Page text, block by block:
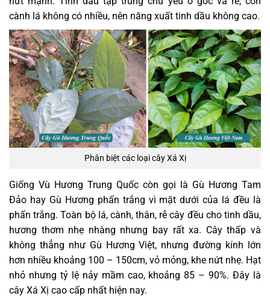
cành lá không có nhiều, nên năng xuất tinh dầu không cao.
Phân biệt các loại cây Xá Xị
Giống Vù Hương Trung Quốc còn gọi là Gù Hương Tam
Đảo hay Gù Hương phấn trắng vì mặt dưới của lá đều là
phấn trắng. Toàn bộ lá, cành, thân, rễ cây đều cho tinh dầu,
hương thơm nhẹ nhàng nhưng bay rất xa. Cây thấp và
không thẳng như Gù Hương Việt, nhưng đường kính lớn
hơn nhiều khoảng 100 – 150cm, vỏ mỏng, khe nứt nhẹ. Hạt
nhỏ nhưng tỷ lệ nảy mầm cao, khoảng 85 – 90%. Đây là
cây Xá Xị cao cấp nhất hiện nay.